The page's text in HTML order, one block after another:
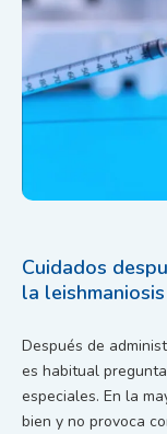
Cuidados
la leishmaniosis
Después de
es habitual
especiales. En la
bien y no provoca